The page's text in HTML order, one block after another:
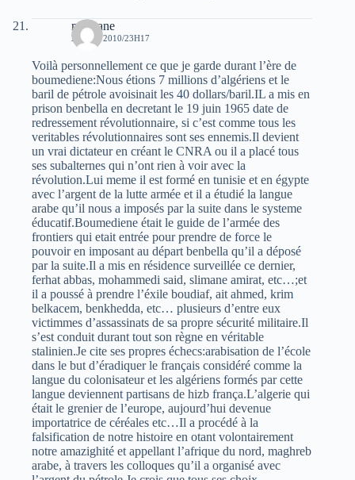
mokrane
28 MAI 2010/23H17
Voilà personnellement ce que je garde durant l’ère de
boumediene:Nous étions 7 millions d’algériens et le
baril de pétrole avoisinait les 40 dollars/baril.IL a mis en
prison benbella en decretant le 19 juin 1965 date de
redressement révolutionnaire, si c’est comme tous les
veritables révolutionnaires sont ses ennemis.Il devient
un vrai dictateur en créant le CNRA ou il a placé tous
ses subalternes qui n’ont rien à voir avec la
révolution.Lui meme il est formé en tunisie et en égypte
avec l’argent de la lutte armée et il a étudié la langue
arabe qu’il nous a imposés par la suite dans le systeme
éducatif.Boumediene était le guide de l’armée des
frontiers qui etait entrée pour prendre de force le
pouvoir en imposant au départ benbella qu’il a déposé
par la suite.Il a mis en résidence surveillée ce dernier,
ferhat abbas, mohammedi said, slimane amirat, etc…;et
il a poussé à prendre l’éxile boudiaf, ait ahmed, krim
belkacem, benkhedda, etc… plusieurs d’entre eux
victimmes d’assassinats de sa propre sécurité militaire.Il
s’est conduit durant tout son règne en véritable
stalinien.Je cite ses propres échecs:arabisation de l’école
dans le but d’éradiquer le français considéré comme la
langue du colonisateur et les algériens formés par cette
langue deviennent partisans de hizb frança.L’algerie qui
était le grenier de l’europe, aujourd’hui devenue
importatrice de céréales etc…Il a procédé à la
falsification de notre histoire en otant volontairement
notre amazighité et appellant l’afrique du nord, maghreb
arabe, à travers les colloques qu’il a organisé avec